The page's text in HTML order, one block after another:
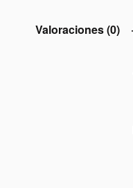
Valoraciones (0)